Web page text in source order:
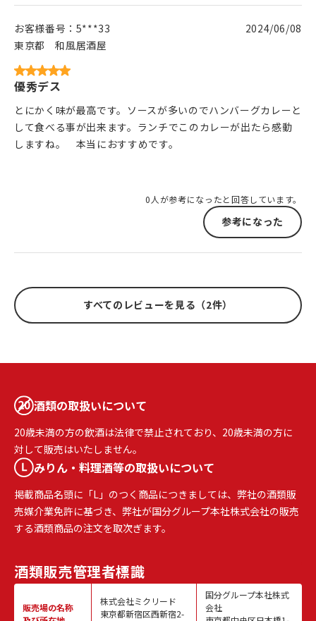
お客様番号： 5***33
東京都
和風居酒屋
2024/06/08
優秀デス
とにかく味が最高です。ソースが多いのでハンバーグカレーと
して食べる事が出来ます。ランチでこのカレーが出たら感動
しますね。 本当におすすめです。
0人が参考になったと回答しています。
参考になった
すべてのレビューを見る（2件）
酒類の取扱いについて
20歳未満の方の飲酒は法律で禁止されており、20歳未満の方に
対して販売はいたしません。
みりん・料理酒等の取扱いについて
掲載商品名頭に「L」のつく商品につきましては、弊社の酒類販
売媒介業免許に基づき、弊社が国分グループ本社株式会社の販売
する酒類商品の注文を取次ぎます。
酒類販売管理者標識
販売場の名称
株式会社ミクリード
東京都新宿区西新宿2-
国分グループ本社株式
会社